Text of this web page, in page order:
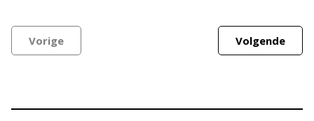
Vorige Volgende